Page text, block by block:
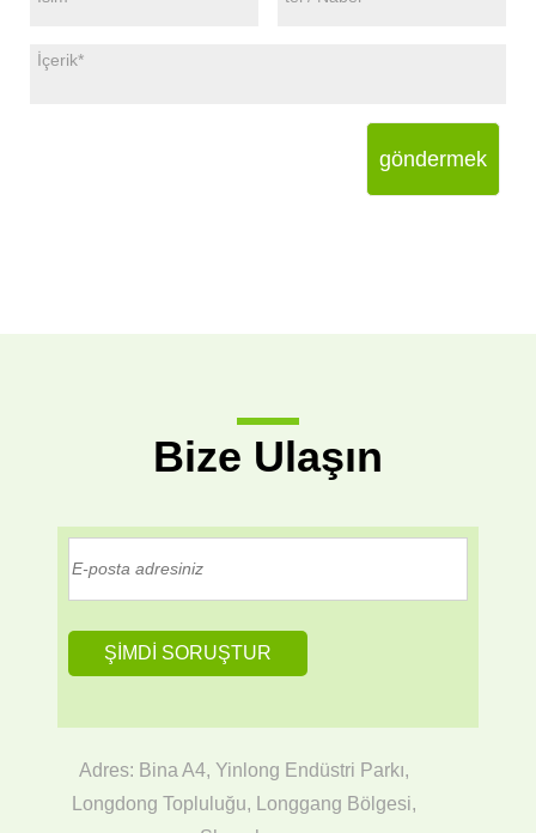
göndermek
Bize Ulaşın
Adres: Bina A4, Yinlong Endüstri Parkı,
Longdong Topluluğu, Longgang Bölgesi,